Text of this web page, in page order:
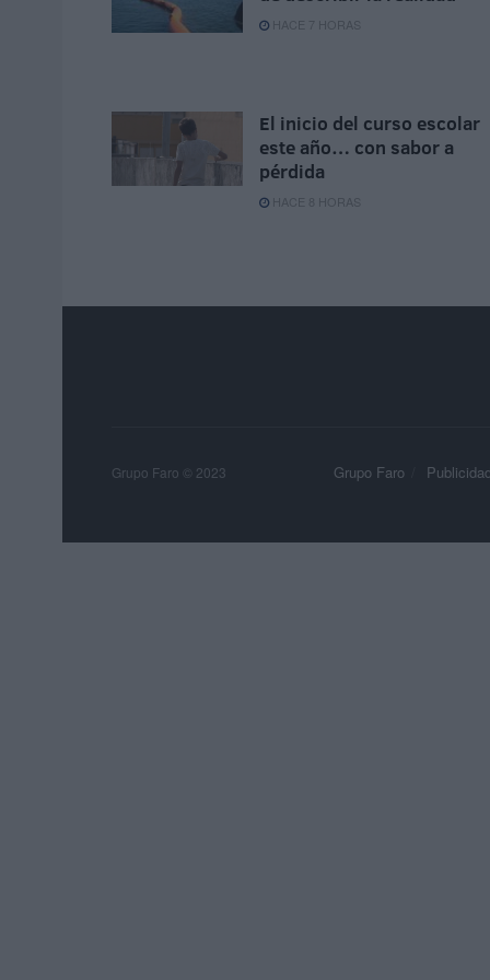
HACE 7 HORAS
El inicio del curso escolar
este año… con sabor a
pérdida
HACE 8 HORAS
Grupo Faro Publicidad
Grupo Faro © 2023